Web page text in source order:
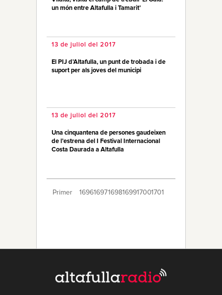
un món entre Altafulla i Tamarit’
13 de juliol del 2017
El PIJ d’Altafulla, un punt de trobada i de
suport per als joves del municipi
13 de juliol del 2017
Una cinquantena de persones gaudeixen
de l’estrena del I Festival Internacional
Costa Daurada a Altafulla
Primer 169616971698169917001701
1710 1711 1712 1713 1714 Últim